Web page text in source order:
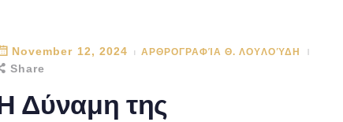
November 12, 2024 ΑΡΘΡΟΓΡΑΦΊΑ Θ. ΛΟΥΛΟΎΔΗ
Share
Δύναμη της